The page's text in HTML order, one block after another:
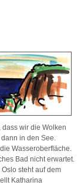
wir die Wolken
in den See.
Wasseroberfläche.
Bad nicht erwartet.
steht auf dem
Katharina